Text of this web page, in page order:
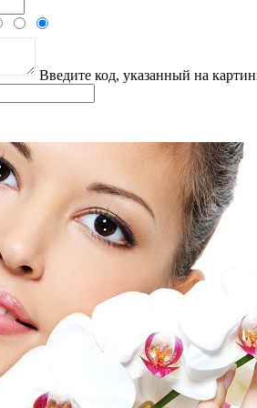
Введите код, указанный на